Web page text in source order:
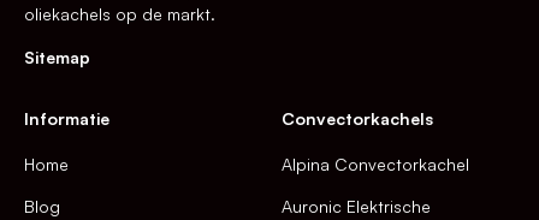
oliekachels op de markt.
Sitemap
Informatie
Home
Blog
Convectorkachels
Alpina Convectorkachel
Auronic Elektrische